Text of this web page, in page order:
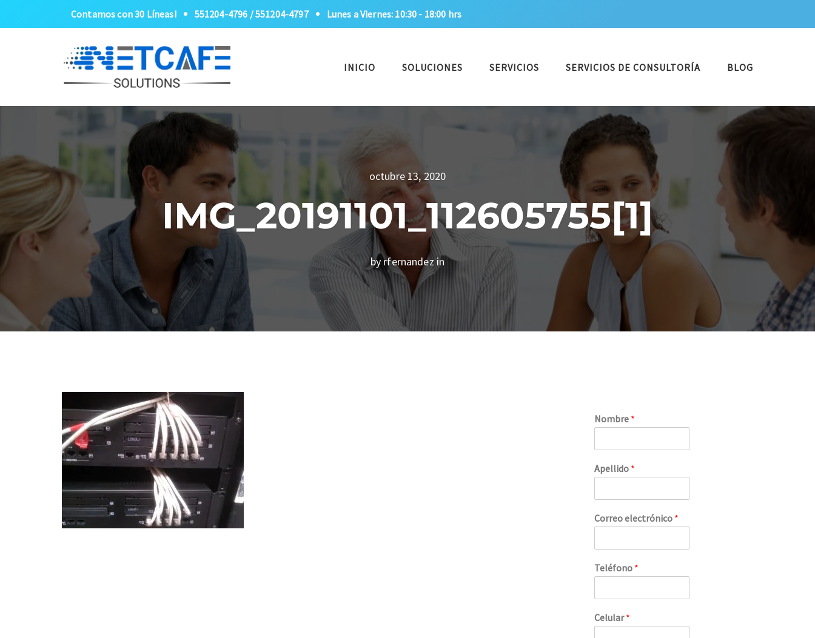
Contamos con 30 Líneas! 551204-4796 / 551204-4797 Lunes a Viernes: 10:30 - 18:00 hrs
INICIO SOLUCIONES SERVICIOS SERVICIOS DE CONSULTORÍA BLOG
octubre 13, 2020
IMG_20191101_112605755[1]
by rfernandez in
Nombre *
Apellido *
Correo electrónico *
Teléfono *
Celular*